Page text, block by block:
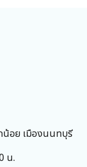
น้อย เมืองนนทบุรี
น.